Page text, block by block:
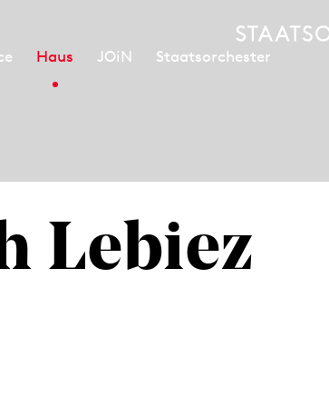
Haus JOiN Staatsorchester
Lebiez